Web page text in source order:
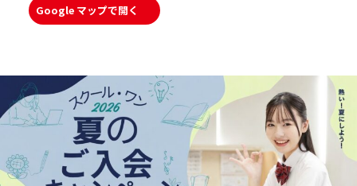
Google マップで開く